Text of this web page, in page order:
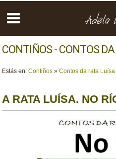
CONTIÑOS - CONTOS
Estás en:Contiños »Contos da rata Luísa
A RATA LUÍSA. NO